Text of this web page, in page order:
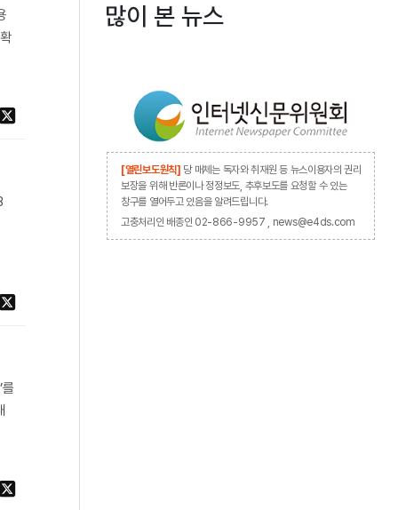
많이 본 뉴스
[열린보도원칙] 당 매체는 독자와 취재원 등 뉴스이용자의 권리
보장을 위해 반론이나 정정보도, 추후보도를 요청할 수 있는
창구를 열어두고 있음을 알려드립니다.
고충처리인 배종인 02-866-9957 , news@e4ds.com